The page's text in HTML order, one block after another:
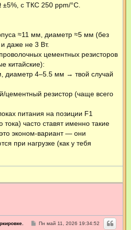
с ТКС 250 ppm/°C.
≈11 мм, диаметр ≈5 мм (без
даже не 3 Вт.
цементных резисторов
китайские):
диаметр 4–5.5 мм → твой случай
цементный резистор (чаще всего
питания на позиции F1
тока) часто ставят именно такие
эконом-вариант — они
при нагрузке (как у тебя
СПн май 11, 2026 19:34:52